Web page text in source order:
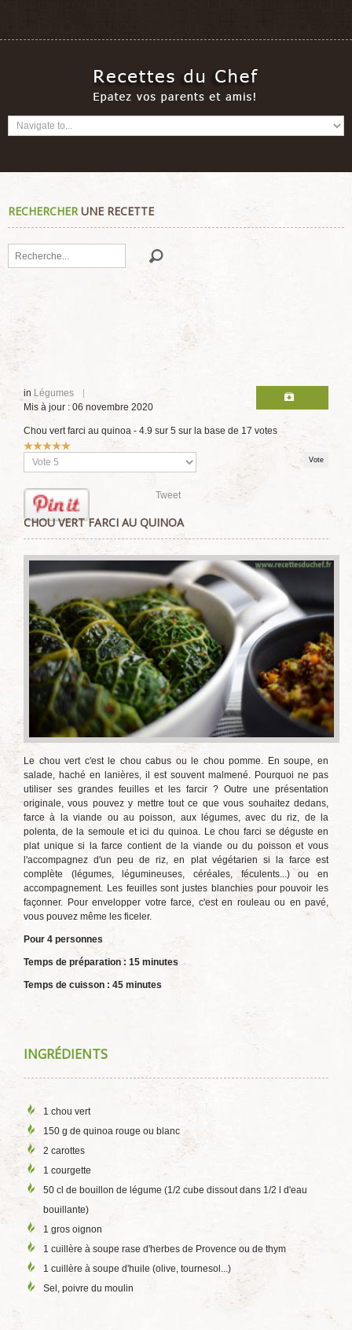
RECHERCHERUNE RECETTE
Rechercher
in Légumes
Mis à jour : 06 novembre 2020
Chou vert farci au quinoa - 4.9 sur 5 sur la base de 17 votes
Vote
utilisateur:
Veuillez
voter
Tweet
CHOU VERT FARCI AU QUINOA
Le chou vert c'est le chou cabus ou le chou pomme. En soupe, en
salade, haché en lanières, il est souvent malmené. Pourquoi ne pas
utiliser ses grandes feuilles et les farcir ? Outre une présentation
originale, vous pouvez y mettre tout ce que vous souhaitez dedans,
farce à la viande ou au poisson, aux légumes, avec du riz, de la
polenta, de la semoule et ici du quinoa. Le chou farci se déguste en
plat unique si la farce contient de la viande ou du poisson et vous
l'accompagnez d'un peu de riz, en plat végétarien si la farce est
complète (légumes, légumineuses, céréales, féculents...) ou en
accompagnement. Les feuilles sont justes blanchies pour pouvoir les
façonner. Pour envelopper votre farce, c'est en rouleau ou en pavé,
vous pouvez même les ficeler.
Pour 4 personnes
Temps de préparation : 15 minutes
Temps de cuisson : 45 minutes
INGRÉDIENTS
1 chou vert
150 g de quinoa rouge ou blanc
2 carottes
1 courgette
50 cl de bouillon de légume (1/2 cube dissout dans 1/2 l d'eau
bouillante)
1 gros oignon
1 cuillère à soupe rase d'herbes de Provence ou de thym
1 cuillère à soupe d'huile (olive, tournesol...)
Sel, poivre du moulin